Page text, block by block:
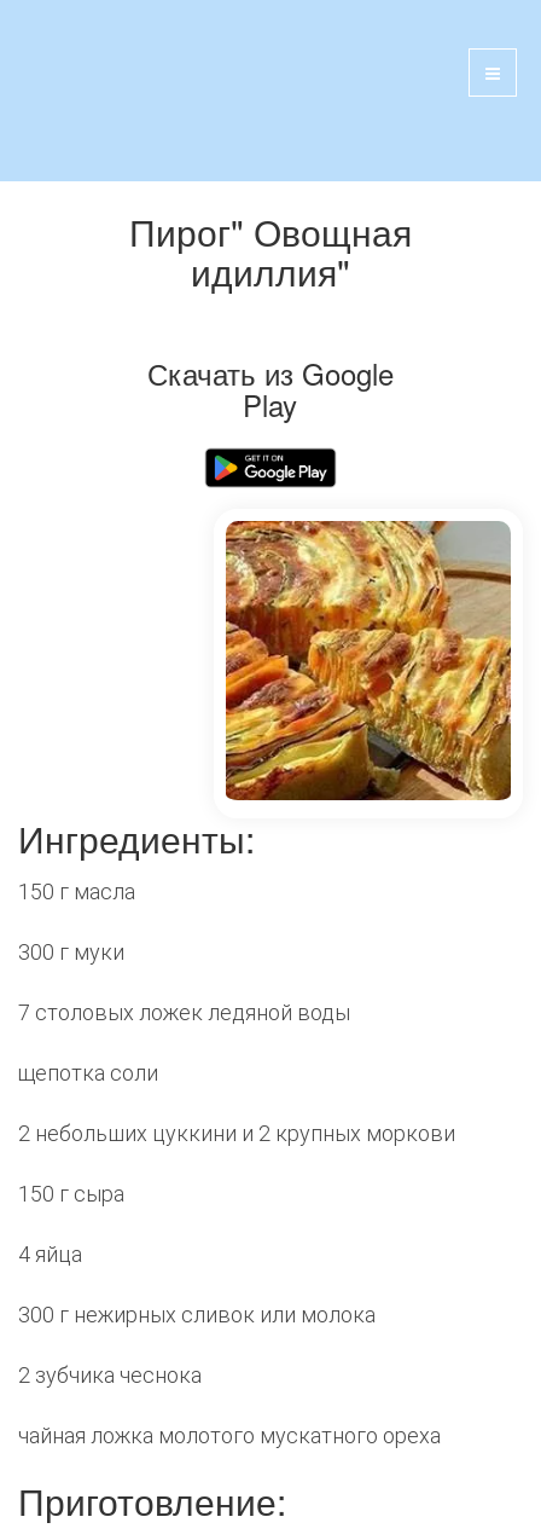
Пирог" Овощная
идиллия"
Скачать из Google
Play
Ингредиенты:
150 г масла
300 г муки
7 столовых ложек ледяной воды
щепотка соли
2 небольших цуккини и 2 крупных моркови
150 г сыра
4 яйца
300 г нежирных сливок или молока
2 зубчика чеснока
чайная ложка молотого мускатного ореха
Приготовление: